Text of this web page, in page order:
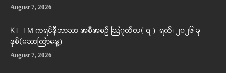
August 7, 2026
KT-FM ကရင်နီဘာသာ အစီအစဉ် ဩဂုတ်လ( ၇ ) ရက်၊ ၂၀၂၆ ခု
နှစ်(သောကြာနေ့)
August 7, 2026